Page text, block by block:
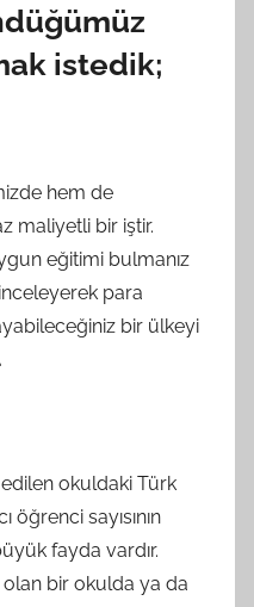
istedik;
hem de
maliyetli bir iştir.
eğitimi bulmanız
para
bir ülkeyi
.
okuldaki Türk
öğrenci sayısının
fayda vardır.
bir okulda ya da